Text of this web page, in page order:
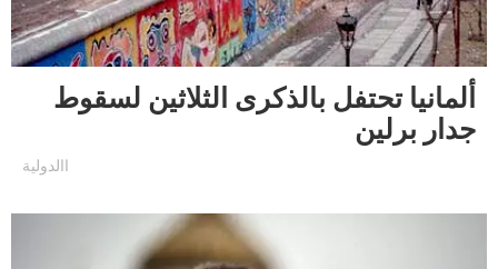
ألمانيا تحتفل بالذكرى الثلاثين لسقوط
جدار برلين
االدولية